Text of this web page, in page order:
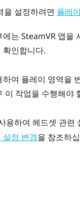
을 설정하려면 플레
에는 SteamVR앱을
확인합니다.
하여 플레이 영역을
이 작업을 수행해야
용하여 헤드셋 관련
설정 변경을 참조하